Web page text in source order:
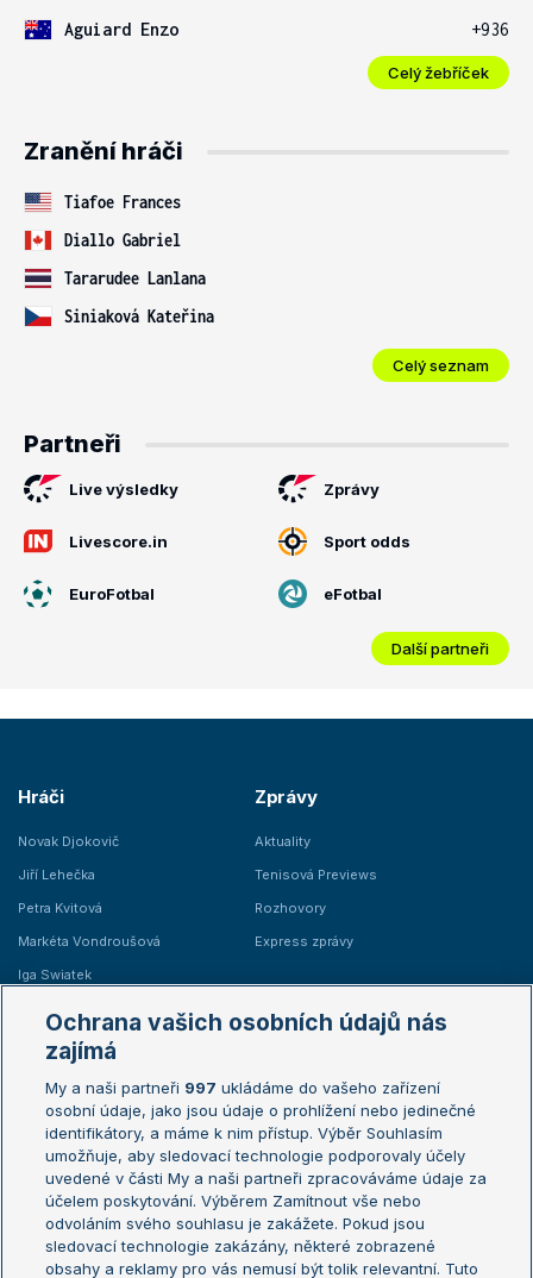
Aguiard Enzo
+936
Celý žebříček
Zranění hráči
Tiafoe Frances
Diallo Gabriel
Tararudee Lanlana
Siniaková Kateřina
Celý seznam
Partneři
Live výsledky Zprávy
Livescore.in Sport odds
EuroFotbal eFotbal
Další partneři
Hráči
Novak Djokovič
Jiří Lehečka
Petra Kvitová
Markéta Vondroušová
Iga Swiatek
Zprávy
Aktuality
Tenisová Previews
Rozhovory
Express zprávy
Žebříčky
Žebříček ATP (muži)
Žebříček WTA (ženy)
Sázkařský žebříček
Australian Open
French Open
Wimbledon
US Open
Turnaj mistrů
Turnaj mistryň
Ochrana vašich osobních údajů nás
zajímá
My a naši partneři 997 ukládáme do vašeho zařízení
osobní údaje, jako jsou údaje o prohlížení nebo jedinečné
identifikátory, a máme k nim přístup. Výběr Souhlasím
umožňuje, aby sledovací technologie podporovaly účely
uvedené v části My a naši partneři zpracováváme údaje za
účelem poskytování. Výběrem Zamítnout vše nebo
odvoláním svého souhlasu je zakážete. Pokud jsou
sledovací technologie zakázány, některé zobrazené
obsahy a reklamy pro vás nemusí být tolik relevantní. Tuto